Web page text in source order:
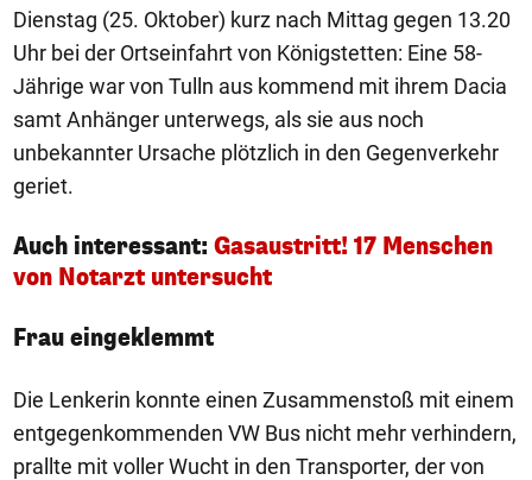
Dienstag (25. Oktober) kurz nach Mittag gegen 13.20
Uhr bei der Ortseinfahrt von Königstetten: Eine 58-
Jährige war von Tulln aus kommend mit ihrem Dacia
samt Anhänger unterwegs, als sie aus noch
unbekannter Ursache plötzlich in den Gegenverkehr
geriet.
Auch interessant: Gasaustritt! 17 Menschen
von Notarzt untersucht
Frau eingeklemmt
Die Lenkerin konnte einen Zusammenstoß mit einem
entgegenkommenden VW Bus nicht mehr verhindern,
prallte mit voller Wucht in den Transporter, der von